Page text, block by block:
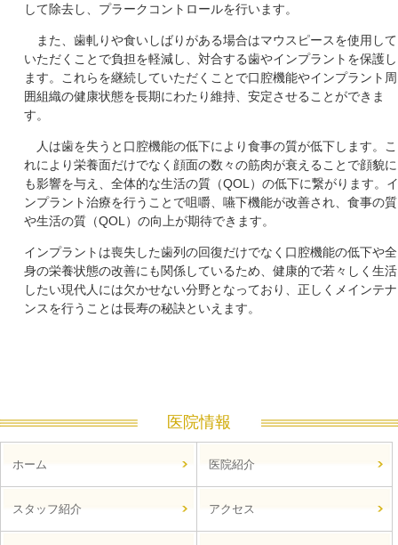
して除去し、プラークコントロールを行います。
また、歯軋りや食いしばりがある場合はマウスピースを使用して
いただくことで負担を軽減し、対合する歯やインプラントを保護し
ます。これらを継続していただくことで口腔機能やインプラント周
囲組織の健康状態を長期にわたり維持、安定させることができま
す。
人は歯を失うと口腔機能の低下により食事の質が低下します。こ
れにより栄養面だけでなく顔面の数々の筋肉が衰えることで顔貌に
も影響を与え、全体的な生活の質（QOL）の低下に繋がります。
ンプラント治療を行うことで咀嚼、嚥下機能が改善され、食事の質
や生活の質（QOL）の向上が期待できます。
インプラントは喪失した歯列の回復だけでなく口腔機能の低下や全
身の栄養状態の改善にも関係しているため、健康的で若々しく生活
したい現代人には欠かせない分野となっており、正しくメインテナ
ンスを行うことは長寿の秘訣といえます。
医院情報
ホーム 医院紹介
スタッフ紹介 アクセス